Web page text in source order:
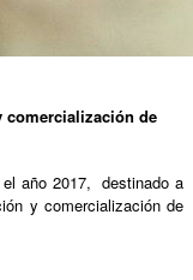
comercialización de
año 2017, destinado a
y comercialización de